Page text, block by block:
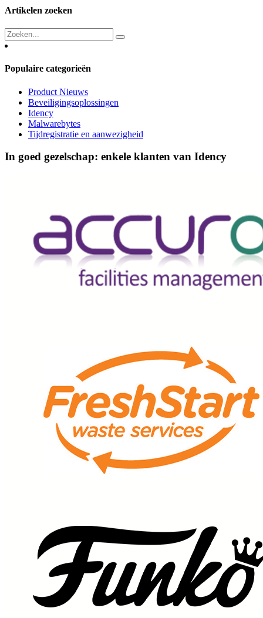
Artikelen zoeken
Populaire categorieën
Product Nieuws
Beveiligingsoplossingen
Idency
Malwarebytes
Tijdregistratie en aanwezigheid
In goed gezelschap: enkele klanten van Idency